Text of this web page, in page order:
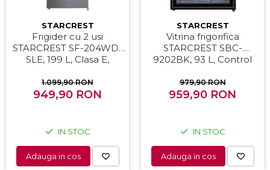
STARCREST
Frigider cu 2 usi
STARCREST SF-204WD-
SLE, 199 L, Clasa E,
LED, Termostat Ajustabil,
Usi reversibile, H 143 cm,
1.099,90 RON
949,90 RON
IN STOC
Adauga in cos
STARCREST
Vitrina frigorifica
STARCREST SBC-
9202BK, 93 L, Control
H 83.2 cm, Negru
979,90 RON
959,90 RON
IN STOC
Adauga in cos